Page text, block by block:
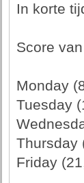
In korte
Score
Monday
Tuesday
Thursday
Friday